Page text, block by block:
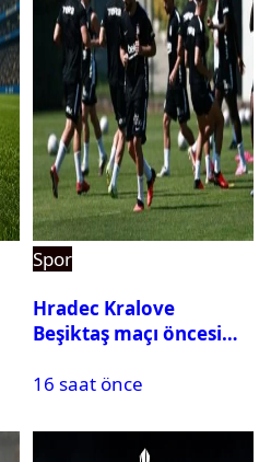
Spor
Hradec Kralove
Beşiktaş maçı öncesi
Siyah-Beyazlıların 11’i
16 saat önce